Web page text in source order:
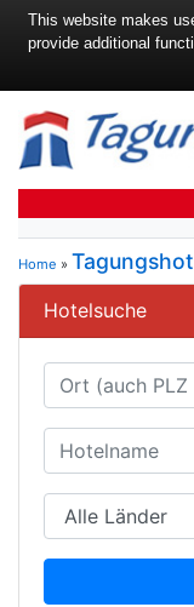
Home »
Hotelsuche
This website makes
provide additional